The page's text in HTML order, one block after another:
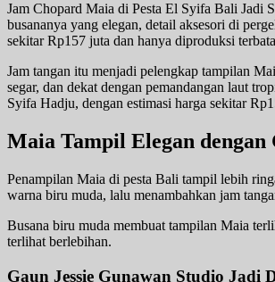
Jam Chopard Maia di Pesta El Syifa Bali Jadi
busananya yang elegan, detail aksesori di
sekitar Rp157 juta dan hanya diproduksi
Jam tangan itu menjadi pelengkap tampilan
segar, dan dekat dengan pemandangan laut
Syifa Hadju, dengan estimasi harga sekitar
Maia Tampil Elegan
Penampilan Maia di pesta Bali tampil lebih
warna biru muda, lalu menambahkan jam
Busana biru muda membuat tampilan Maia
terlihat berlebihan.
Gaun Jessie Gunawan Studio Jadi